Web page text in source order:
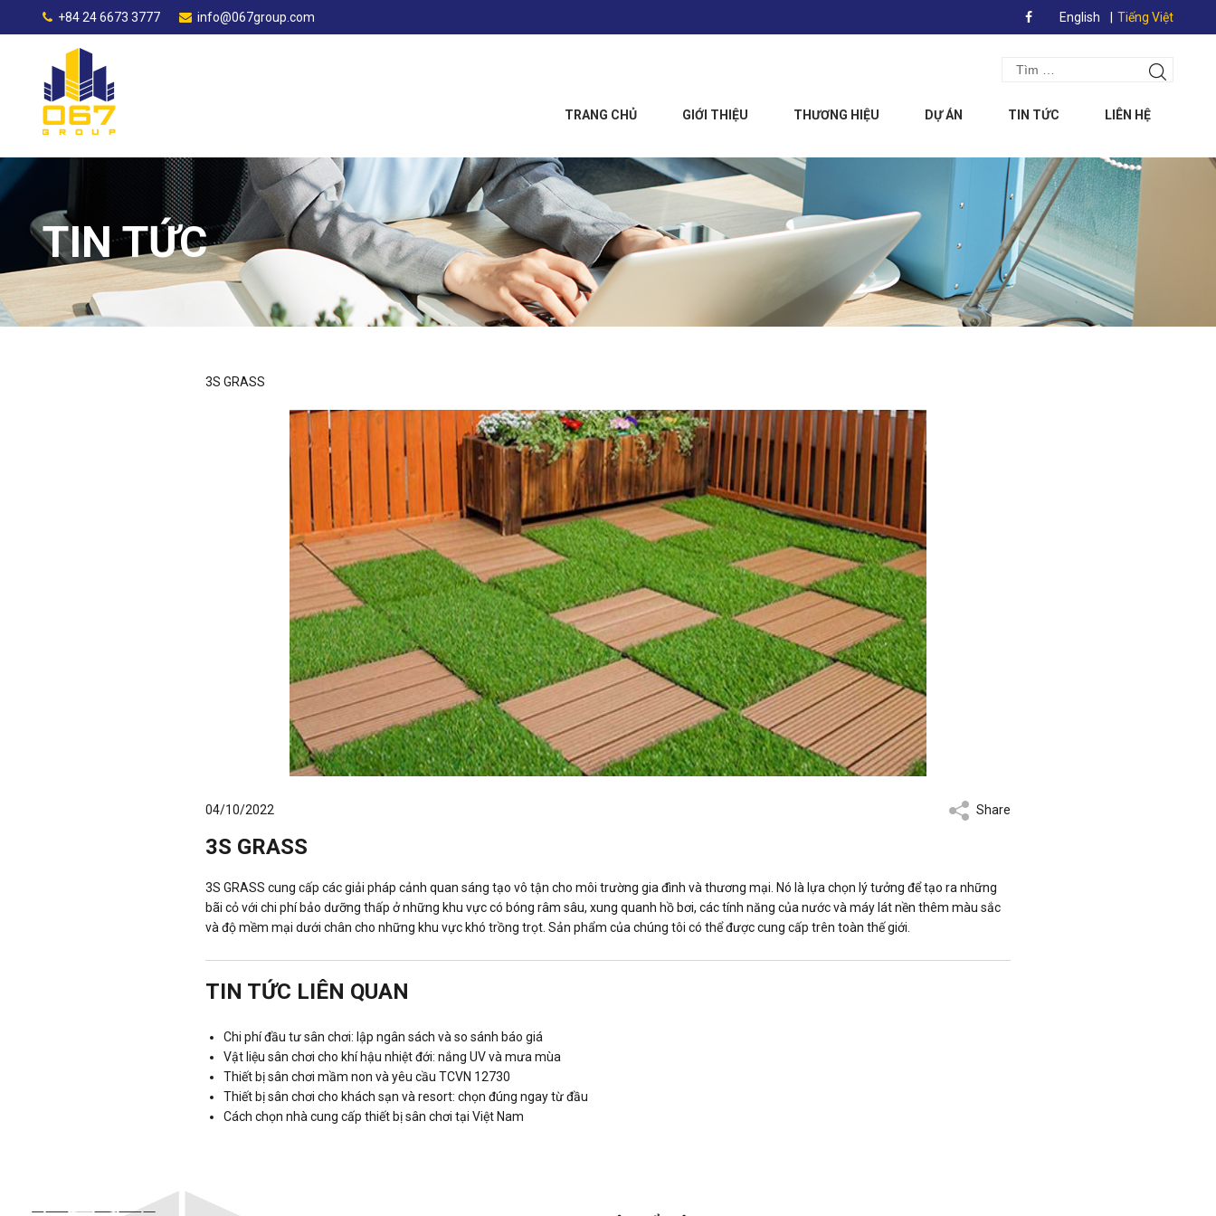
+84 24 6673 3777 info@067group.com English Tiếng Việt
Search
Tìm
TRANG CHỦ
GIỚI THIỆU THƯƠNG HIỆU DỰ ÁN TIN TỨC LIÊN HỆ
TIN TỨC
3S GRASS
04/10/2022 Share
3S GRASS
3S GRASS cung cấp các giải pháp cảnh quan sáng tạo vô tận cho môi trường gia đình và thương mại. Nó là lựa chọn lý tưởng để tạo ra những
bãi cỏ với chi phí bảo dưỡng thấp ở những khu vực có bóng râm sâu, xung quanh hồ bơi, các tính năng của nước và máy lát nền thêm màu sắc
và độ mềm mại dưới chân cho những khu vực khó trồng trọt. Sản phẩm của chúng tôi có thể được cung cấp trên toàn thế giới.
TIN TỨC LIÊN QUAN
Chi phí đầu tư sân chơi: lập ngân sách và so sánh báo giá
Vật liệu sân chơi cho khí hậu nhiệt đới: nắng UV và mưa mùa
Thiết bị sân chơi mầm non và yêu cầu TCVN 12730
Thiết bị sân chơi cho khách sạn và resort: chọn đúng ngay từ đầu
Cách chọn nhà cung cấp thiết bị sân chơi tại Việt Nam